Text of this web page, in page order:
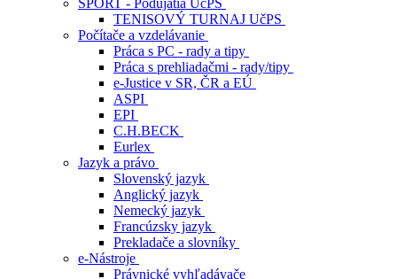
ŠPORT - Podujatia UčPS
TENISOVÝ TURNAJ UčPS
Počítače a vzdelávanie
Práca s PC - rady a tipy
Práca s prehliadačmi - rady/tipy
e-Justice v SR, ČR a EÚ
ASPI
EPI
C.H.BECK
Eurlex
Jazyk a právo
Slovenský jazyk
Anglický jazyk
Nemecký jazyk
Francúzsky jazyk
Prekladače a slovníky
e-Nástroje
Právnické vyhľadávače